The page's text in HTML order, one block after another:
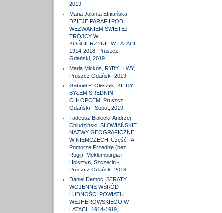
2019
Maria Jolanta Etmańska,
DZIEJE PARAFII POD
WEZWANIEM ŚWIĘTEJ
TRÓJCY W
KOŚCIERZYNIE W LATACH
1914-2018, Pruszcz
Gdański, 2019
Maria Mickoś, RYBY I LWY,
Pruszcz Gdański, 2019
Gabriel P. Oleszek, KIEDY
BYŁEM ŚREDNIM
CHŁOPCEM, Pruszcz
Gdański - Sopot, 2019
Tadeusz Białecki, Andrzej
Chludziński, SŁOWIAŃSKIE
NAZWY GEOGRAFICZNE
W NIEMCZECH. Część I A:
Pomorze Przednie (bez
Rugii), Meklemburgia i
Holsztyn, Szczecin -
Pruszcz Gdański, 2018
Daniel Dempc, STRATY
WOJENNE WŚRÓD
LUDNOŚCI POWIATU
WEJHEROWSKIEGO W
LATACH 1914-1919,